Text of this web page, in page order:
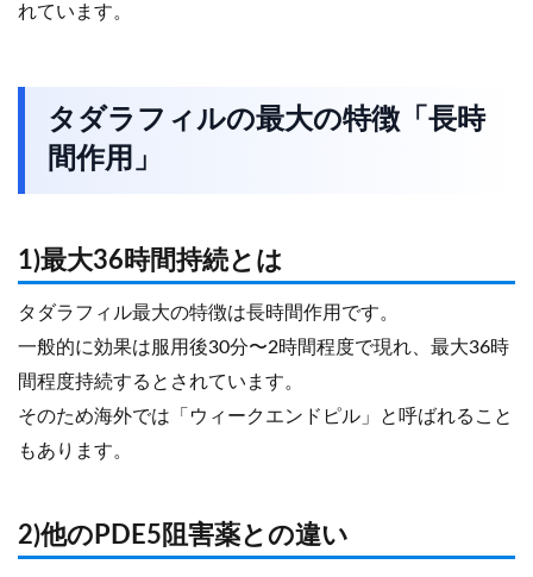
れています。
タダラフィルの最大の特徴「長時
間作用」
1)最大36時間持続とは
タダラフィル最大の特徴は長時間作用です。
一般的に効果は服用後30分〜2時間程度で現れ、最大36時
間程度持続するとされています。
そのため海外では「ウィークエンドピル」と呼ばれること
もあります。
2)他のPDE5阻害薬との違い